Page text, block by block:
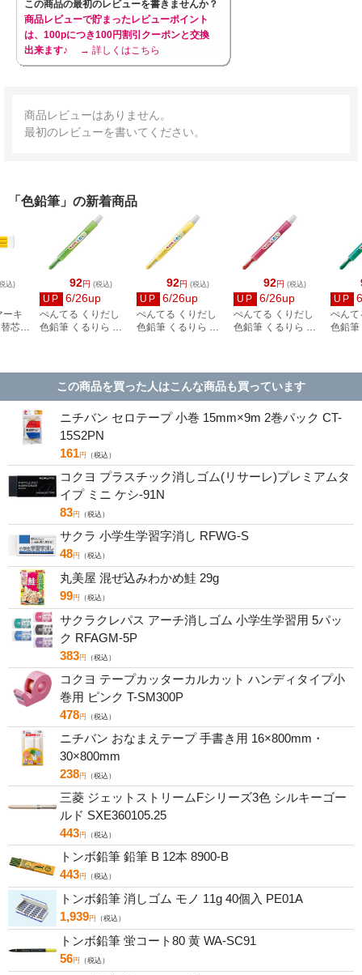
この商品の最初のレビューを書きませんか？
商品レビューで貯まったレビューポイント
は、100pにつき100円割引クーポンと交換
出来ます♪
→ 詳しくはこちら
商品レビューはありません。
最初のレビューを書いてください。
「色鉛筆」の新着商品
92円 (税込)
UP 6/26up
ぺんてる くりだし
色鉛筆 くるりら 単
92円 (税込)
UP 6/26up
ぺんてる くりだし
色鉛筆 くるりら 単
92円 (税込)
UP 6/26up
ぺんてる くりだし
色鉛筆 くるりら 単
UP
ぺんて
色鉛筆
込)
ーキ
芯
この商品を買った人はこんな商品も買っています
ニチバン セロテープ 小巻 15mm×9m 2巻パック CT-
15S2PN
161円 （税込）
コクヨ プラスチック消しゴム(リサーレ)プレミアムタ
イプ ミニ ケシ-91N
83円 （税込）
サクラ 小学生学習字消し RFWG-S
48円 （税込）
丸美屋 混ぜ込みわかめ鮭 29g
99円 （税込）
サクラクレパス アーチ消しゴム 小学生学習用 5パッ
ク RFAGM-5P
383円 （税込）
コクヨ テープカッターカルカット ハンディタイプ小
巻用 ピンク T-SM300P
478円 （税込）
ニチバン おなまえテープ 手書き用 16×800mm・
30×800mm
238円 （税込）
三菱 ジェットストリームFシリーズ3色 シルキーゴー
ルド SXE360105.25
443円 （税込）
トンボ鉛筆 鉛筆 B 12本 8900-B
443円 （税込）
トンボ鉛筆 消しゴム モノ 11g 40個入 PE01A
1,939円 （税込）
トンボ鉛筆 蛍コート80 黄 WA-SC91
56円 （税込）